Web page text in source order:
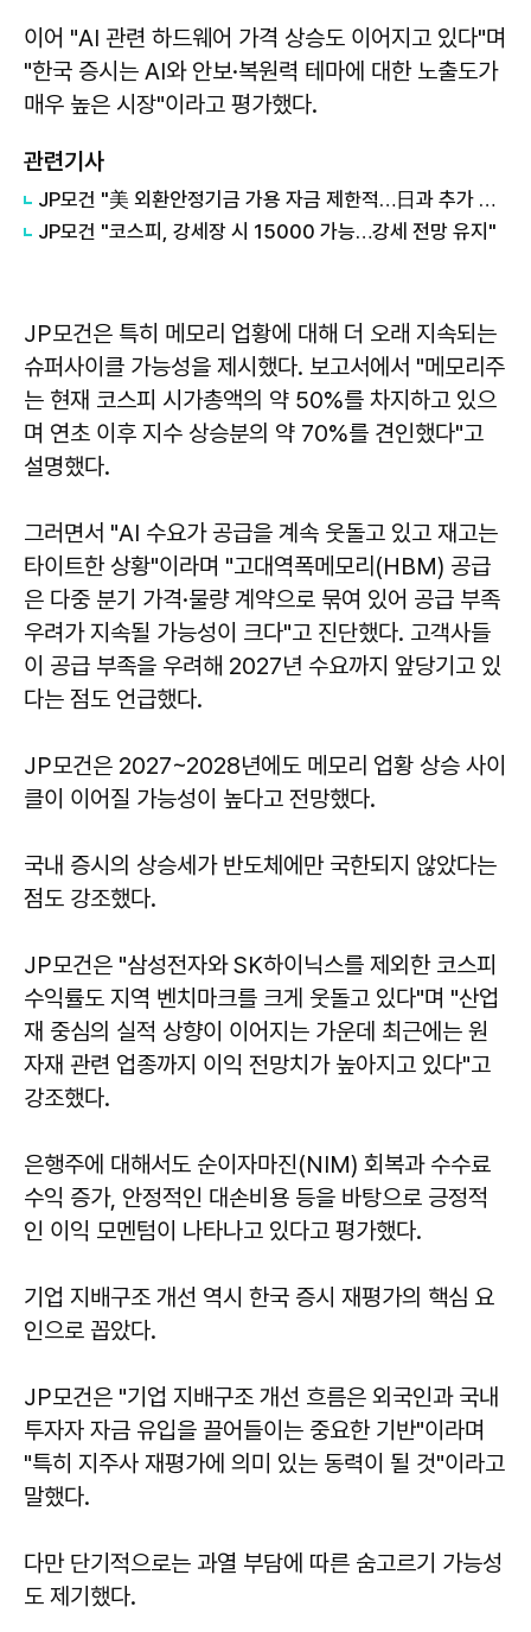
이어 "AI 관련 하드웨어 가격 상승도 이어지고 있다"며
"한국 증시는 AI와 안보·복원력 테마에 대한 노출도가
매우 높은 시장"이라고 평가했다.
관련기사
JP모건 "美 외환안정기금 가용 자금 제한적…日과 추가 공조 개입 한계"
JP모건 "코스피, 강세장 시 15000 가능…강세 전망 유지"
JP모건은 특히 메모리 업황에 대해 더 오래 지속되는
슈퍼사이클 가능성을 제시했다. 보고서에서 "메모리주
는 현재 코스피 시가총액의 약 50%를 차지하고 있으
며 연초 이후 지수 상승분의 약 70%를 견인했다"고
설명했다.
그러면서 "AI 수요가 공급을 계속 웃돌고 있고 재고는
타이트한 상황"이라며 "고대역폭메모리(HBM) 공급
은 다중 분기 가격·물량 계약으로 묶여 있어 공급 부족
우려가 지속될 가능성이 크다"고 진단했다. 고객사들
이 공급 부족을 우려해 2027년 수요까지 앞당기고 있
다는 점도 언급했다.
JP모건은 2027~2028년에도 메모리 업황 상승 사이
클이 이어질 가능성이 높다고 전망했다.
국내 증시의 상승세가 반도체에만 국한되지 않았다는
점도 강조했다.
JP모건은 "삼성전자와 SK하이닉스를 제외한 코스피
수익률도 지역 벤치마크를 크게 웃돌고 있다"며 "산업
재 중심의 실적 상향이 이어지는 가운데 최근에는 원
자재 관련 업종까지 이익 전망치가 높아지고 있다"고
강조했다.
은행주에 대해서도 순이자마진(NIM) 회복과 수수료
수익 증가, 안정적인 대손비용 등을 바탕으로 긍정적
인 이익 모멘텀이 나타나고 있다고 평가했다.
기업 지배구조 개선 역시 한국 증시 재평가의 핵심 요
인으로 꼽았다.
JP모건은 "기업 지배구조 개선 흐름은 외국인과 국내
투자자 자금 유입을 끌어들이는 중요한 기반"이라며
"특히 지주사 재평가에 의미 있는 동력이 될 것"이라고
말했다.
다만 단기적으로는 과열 부담에 따른 숨고르기 가능성
도 제기했다.